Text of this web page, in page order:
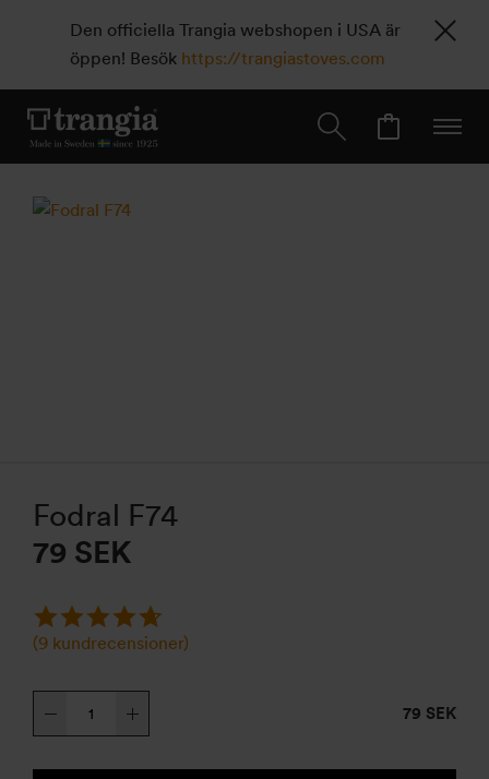
Den officiella Trangia webshopen i USA är
öppen! Besök https://trangiastoves.com
Fodral F74
79 SEK
(9 kundrecensioner)
F74
79 SEK